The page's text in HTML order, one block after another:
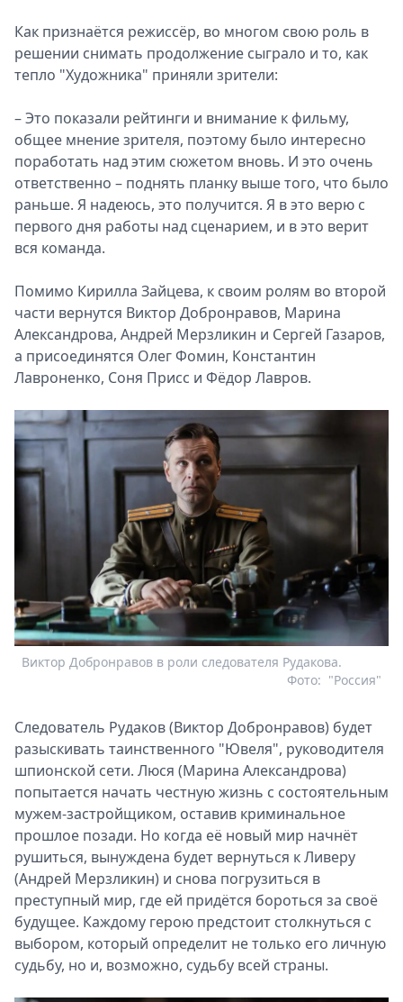
Как признаётся режиссёр, во многом свою роль в
решении снимать продолжение сыграло и то, как
тепло "Художника" приняли зрители:
– Это показали рейтинги и внимание к фильму,
общее мнение зрителя, поэтому было интересно
поработать над этим сюжетом вновь. И это очень
ответственно – поднять планку выше того, что было
раньше. Я надеюсь, это получится. Я в это верю с
первого дня работы над сценарием, и в это верит
вся команда.
Помимо Кирилла Зайцева, к своим ролям во второй
части вернутся Виктор Добронравов, Марина
Александрова, Андрей Мерзликин и Сергей Газаров,
а присоединятся Олег Фомин, Константин
Лавроненко, Соня Присс и Фёдор Лавров.
Виктор Добронравов в роли следователя Рудакова.
"Россия"
Фото:
Следователь Рудаков (Виктор Добронравов) будет
разыскивать таинственного "Ювеля", руководителя
шпионской сети. Люся (Марина Александрова)
попытается начать честную жизнь с состоятельным
мужем-застройщиком, оставив криминальное
прошлое позади. Но когда её новый мир начнёт
рушиться, вынуждена будет вернуться к Ливеру
(Андрей Мерзликин) и снова погрузиться в
преступный мир, где ей придётся бороться за своё
будущее. Каждому герою предстоит столкнуться с
выбором, который определит не только его личную
судьбу, но и, возможно, судьбу всей страны.